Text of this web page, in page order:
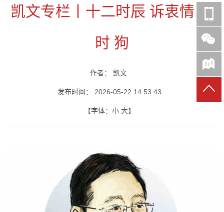
干部任免
七一视角
人才工作
作风建设
党刊好文
党史参阅
七一文学
七一号
凯文专栏丨十二时辰 诉衷情 戌
时 狗
作者： 凯文
发布时间： 2026-05-22 14:53:43
【字体： 小 大】